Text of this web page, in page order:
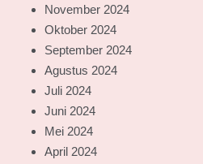
November 2024
Oktober 2024
September 2024
Agustus 2024
Juli 2024
Juni 2024
Mei 2024
April 2024